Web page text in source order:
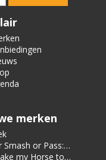
merken
Smash or Pass:
my Horse to